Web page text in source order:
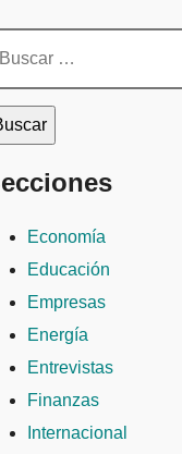
Economía
Educación
Empresas
Energía
Entrevistas
Finanzas
Internacional